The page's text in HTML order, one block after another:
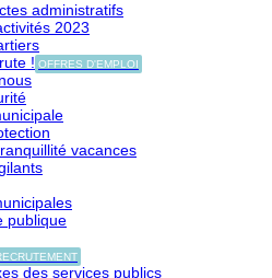
administratifs
2023
! OFFRES D'EMPLOI
vacances
publique
des services publics